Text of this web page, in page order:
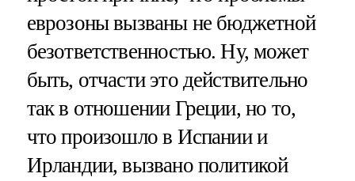
еврозоны вызваны не бюджетной
безответственностью. Ну, может
быть, отчасти это действительно
так в отношении Греции, но то,
что произошло в Испании и
Ирландии, вызвано политикой